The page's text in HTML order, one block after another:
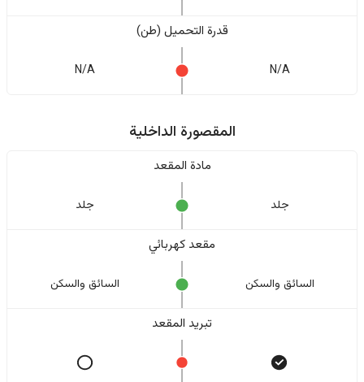
قدرة التحميل (طن)
N/A
N/A
المقصورة الداخلية
مادة المقعد
جلد جلد
مقعد كهربائي
السائق والسکن السائق والسکن
تبريد المقعد